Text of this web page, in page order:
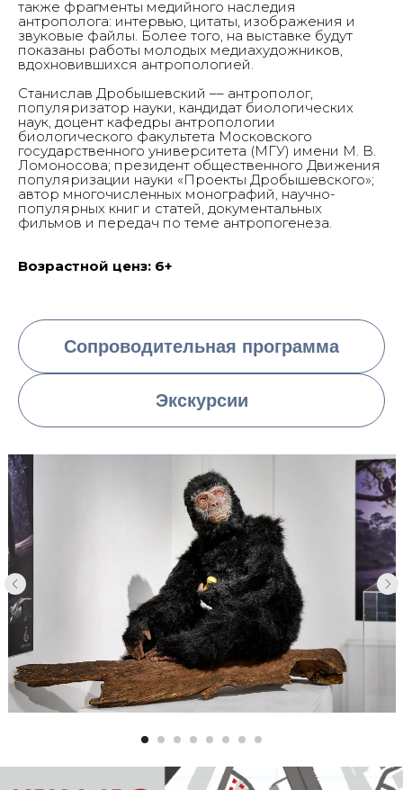
Галке
Главная
О нас
Выставки & События
А3 коллекция
Студии
Контакты
также фрагменты медийного наследия
антрополога: интервью, цитаты, изображения и
звуковые файлы. Более того, на выставке будут
показаны работы молодых медиахудожников,
вдохновившихся антропологией.
Станислав Дробышевский –– антрополог,
популяризатор науки, кандидат биологических
наук, доцент кафедры антропологии
биологического факультета Московского
государственного университета (МГУ) имени М. В.
Ломоносова; президент общественного Движения
популяризации науки «Проекты Дробышевского»;
автор многочисленных монографий, научно-
популярных книг и статей, документальных
фильмов и передач по теме антропогенеза.
Возрастной ценз: 6+
Сопроводительная программа
Экскурсии